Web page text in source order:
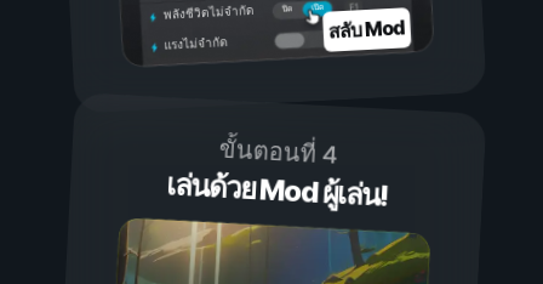
เปิด
ปิด
พลังชีวิตไม่จำกัด
แรงไม่จำกัด สลับ Mod
ขั้นตอนที่ 4
เล่นด้วย Mod ผู้เล่น!